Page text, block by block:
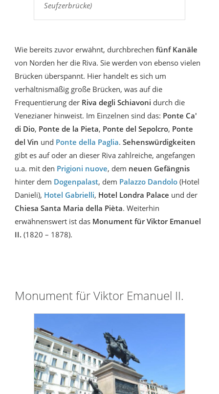
Seufzerbrücke)
Wie bereits zuvor erwähnt, durchbrechen fünf Kanäle
von Norden her die Riva. Sie werden von ebenso vielen
Brücken überspannt. Hier handelt es sich um
verhältnismäßig große Brücken, was auf die
Frequentierung der Riva degli Schiavoni durch die
Venezianer hinweist. Im Einzelnen sind das: Ponte Ca'
di Dio, Ponte de la Pieta, Ponte del Sepolcro, Ponte
del Vin und Ponte della Paglia. Sehenswürdigkeiten
gibt es auf oder an dieser Riva zahlreiche, angefangen
u.a. mit den Prigioni nuove, dem neuen Gefängnis
hinter dem Dogenpalast, dem Palazzo Dandolo (Hotel
Danieli), Hotel Gabrielli, Hotel Londra Palace und der
Chiesa Santa Maria della Pièta. Weiterhin
erwähnenswert ist das Monument für Viktor Emanuel
II. (1820 – 1878).
Monument für Viktor Emanuel II.